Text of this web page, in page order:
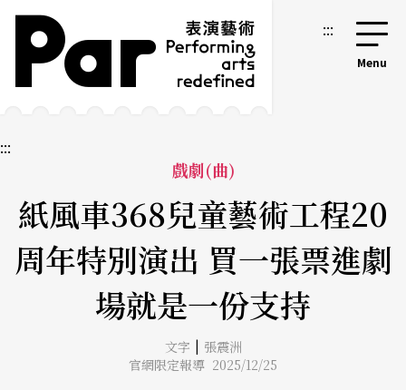
跳到主要內容區塊
網站導覽 :::
:::
戲劇(曲)
紙風車368兒童藝術工程20
周年特別演出 買一張票進劇
場就是一份支持
文字 | 張震洲
官網限定報導 2025/12/25